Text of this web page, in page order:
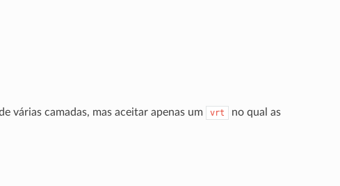
várias camadas, mas aceitar apenas um vrt
no qual as